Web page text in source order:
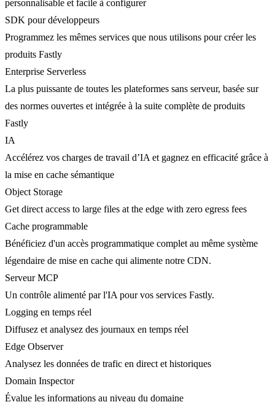
personnalisable et facile à configurer
SDK pour développeurs
Programmez les mêmes services que nous utilisons pour créer les
produits Fastly
Enterprise Serverless
La plus puissante de toutes les plateformes sans serveur, basée sur
des normes ouvertes et intégrée à la suite complète de produits
Fastly
IA
Accélérez vos charges de travail d’IA et gagnez en efficacité grâce à
la mise en cache sémantique
Object Storage
Get direct access to large files at the edge with zero egress fees
Cache programmable
Bénéficiez d'un accès programmatique complet au même système
légendaire de mise en cache qui alimente notre CDN.
Serveur MCP
Un contrôle alimenté par l'IA pour vos services Fastly.
Logging en temps réel
Diffusez et analysez des journaux en temps réel
Edge Observer
Analysez les données de trafic en direct et historiques
Domain Inspector
Évalue les informations au niveau du domaine